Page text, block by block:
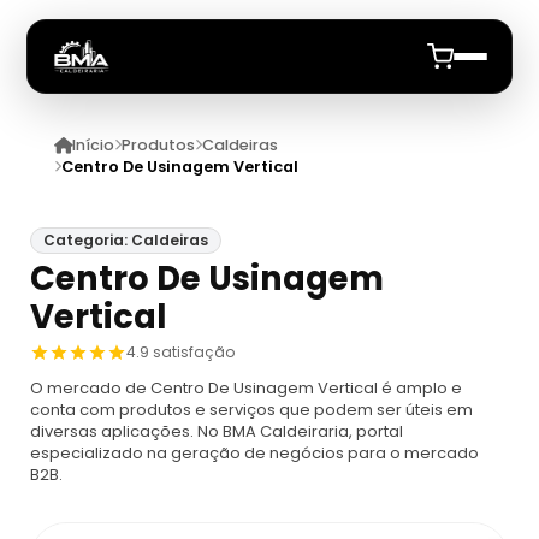
Início
Produtos
Caldeiras
Automação De Caldeiras
Caldeira De Recuperação
Inspecao Feitas Em Caldeiras
Cotação Inspeção De Caldeiras
Montagem De Caldeira
Anuncie
Início Produtos Caldeiras
Centro De Usinagem Vertical
Categoria: Caldeiras
Centro De Usinagem
Vertical
4.9 satisfação
O mercado de Centro De Usinagem Vertical é amplo e
conta com produtos e serviços que podem ser úteis em
diversas aplicações. No BMA Caldeiraria, portal
especializado na geração de negócios para o mercado
B2B.